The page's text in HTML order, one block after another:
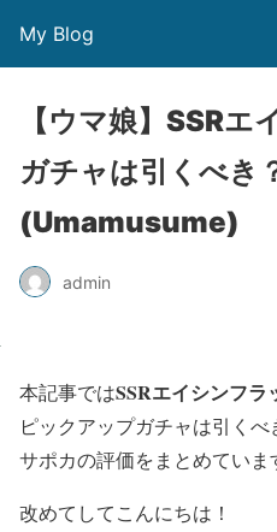
My Blog
【ウマ娘】SSRエ
ガチャは引くべき
(Umamusume)
admin
本記事ではSSRエイシンフラ
ピックアップガチャは引くべ
サポカの評価をまとめていま
改めてしてこんにちは！